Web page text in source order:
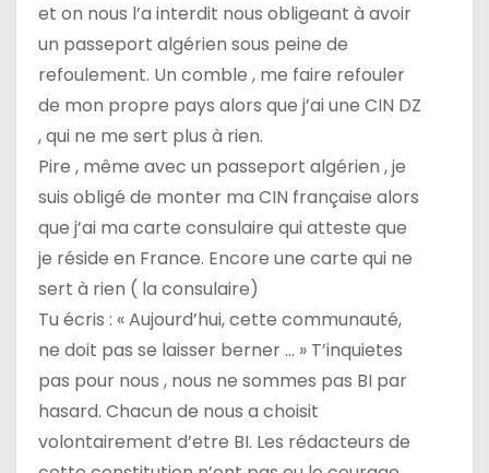
e
et on nous l’a interdit nous obligeant à avoir
un passeport algérien sous peine de
refoulement. Un comble , me faire refouler
de mon propre pays alors que j’ai une CIN DZ
, qui ne me sert plus à rien.
Pire , même avec un passeport algérien , je
suis obligé de monter ma CIN française alors
que j’ai ma carte consulaire qui atteste que
je réside en France. Encore une carte qui ne
sert à rien ( la consulaire)
Tu écris : « Aujourd’hui, cette communauté,
ne doit pas se laisser berner … » T’inquietes
pas pour nous , nous ne sommes pas BI par
hasard. Chacun de nous a choisit
volontairement d’etre BI. Les rédacteurs de